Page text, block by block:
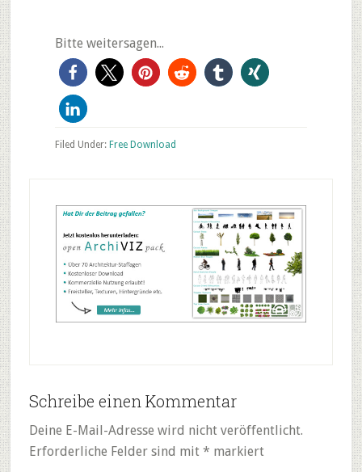
Bitte weitersagen...
Filed Under: Free Download
Reader
Interactions
Schreibe einen Kommentar
Deine E-Mail-Adresse wird nicht veröffentlicht.
Erforderliche Felder sind mit * markiert